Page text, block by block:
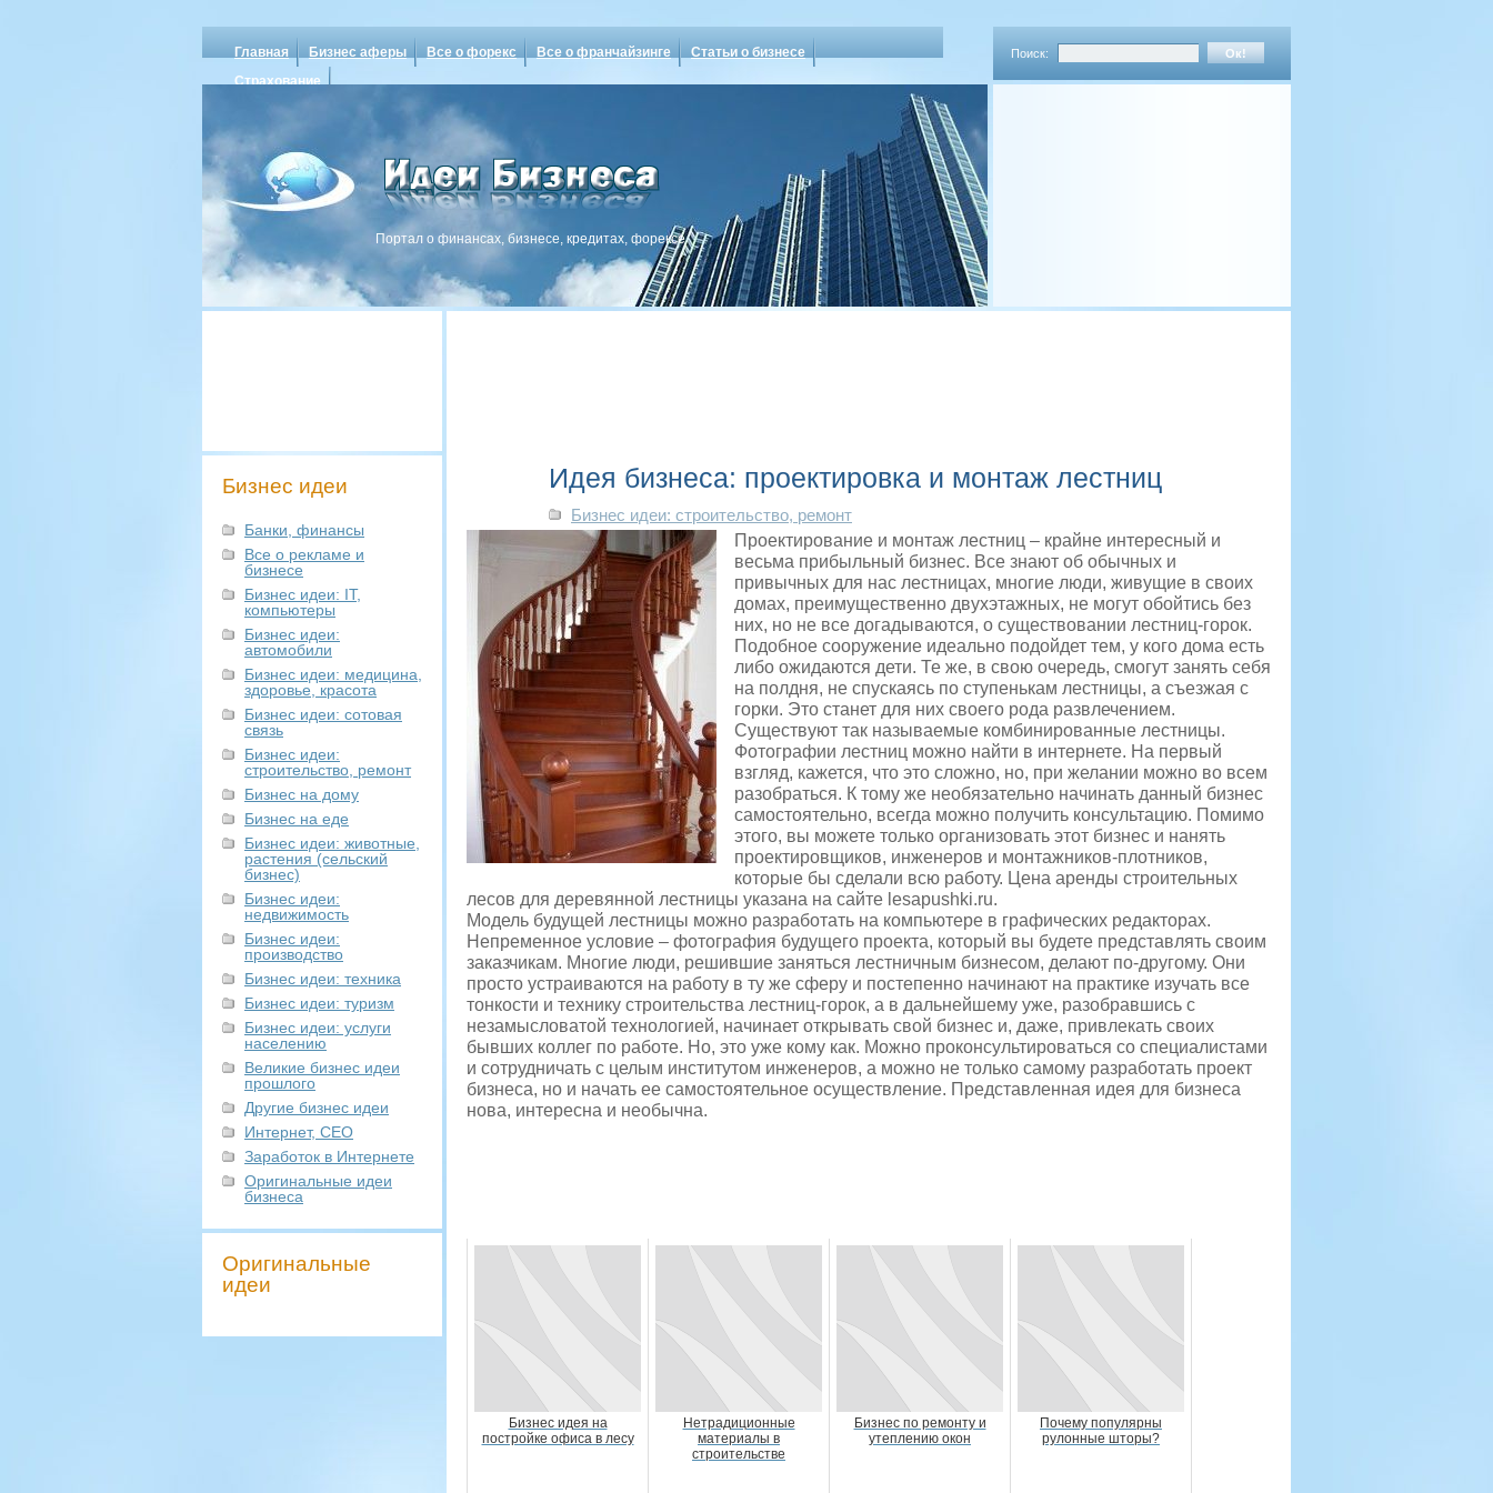
Главная Бизнес аферы Все о форекс Все о франчайзинге
Статьи о бизнесе
Страхование
Поиск:
Портал о финансах, бизнесе, кредитах, форексе
Бизнес идеи
Банки, финансы
Все о рекламе и
бизнесе
Бизнес идеи: IT,
компьютеры
Бизнес идеи:
автомобили
Бизнес идеи: медицина,
здоровье, красота
Бизнес идеи: сотовая
связь
Бизнес идеи:
строительство, ремонт
Бизнес на дому
Бизнес на еде
Бизнес идеи: животные,
растения (сельский
бизнес)
Бизнес идеи:
недвижимость
Бизнес идеи:
производство
Бизнес идеи: техника
Бизнес идеи: туризм
Бизнес идеи: услуги
населению
Великие бизнес идеи
прошлого
Другие бизнес идеи
Интернет, СЕО
Заработок в Интернете
Оригинальные идеи
бизнеса
Оригинальные
идеи
Идея бизнеса: проектировка и монтаж лестниц
Бизнес идеи: строительство, ремонт
Проектирование и монтаж лестниц – крайне интересный и
весьма прибыльный бизнес. Все знают об обычных и
привычных для нас лестницах, многие люди, живущие в своих
домах, преимущественно двухэтажных, не могут обойтись без
них, но не все догадываются, о существовании лестниц-горок.
Подобное сооружение идеально подойдет тем, у кого дома есть
либо ожидаются дети. Те же, в свою очередь, смогут занять себя
на полдня, не спускаясь по ступенькам лестницы, а съезжая с
горки. Это станет для них своего рода развлечением.
Существуют так называемые комбинированные лестницы.
Фотографии лестниц можно найти в интернете. На первый
взгляд, кажется, что это сложно, но, при желании можно во всем
разобраться. К тому же необязательно начинать данный бизнес
самостоятельно, всегда можно получить консультацию. Помимо
этого, вы можете только организовать этот бизнес и нанять
проектировщиков, инженеров и монтажников-плотников,
которые бы сделали всю работу. Цена аренды строительных
лесов для деревянной лестницы указана на сайте lesapushki.ru.
Модель будущей лестницы можно разработать на компьютере в графических редакторах.
Непременное условие – фотография будущего проекта, который вы будете представлять своим
заказчикам. Многие люди, решившие заняться лестничным бизнесом, делают по-другому. Они
просто устраиваются на работу в ту же сферу и постепенно начинают на практике изучать все
тонкости и технику строительства лестниц-горок, а в дальнейшему уже, разобравшись с
незамысловатой технологией, начинает открывать свой бизнес и, даже, привлекать своих
бывших коллег по работе. Но, это уже кому как. Можно проконсультироваться со специалистами
и сотрудничать с целым институтом инженеров, а можно не только самому разработать проект
бизнеса, но и начать ее самостоятельное осуществление. Представленная идея для бизнеса
нова, интересна и необычна.
Бизнес идея на
постройке офиса в лесу
Нетрадиционные
материалы в
строительстве
Бизнес по ремонту и
утеплению окон
Почему популярны
рулонные шторы?